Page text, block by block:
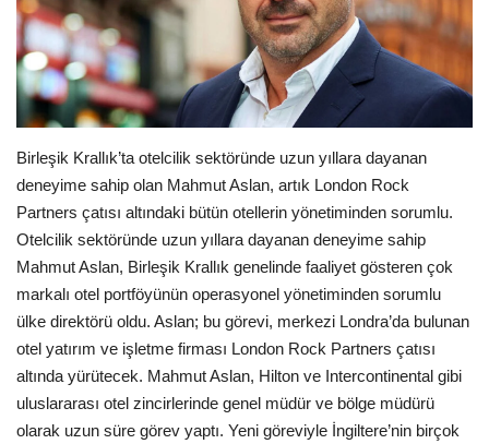
Londra
İngiltere
Videolar
İş & Ekonomi
Pazaryeri
Kültür - Sanat
Firma Rehberi
Restoranlar
Birleşik Krallık’ta otelcilik sektöründe uzun yıllara dayanan
deneyime sahip olan Mahmut Aslan, artık London Rock
Partners çatısı altındaki bütün otellerin yönetiminden sorumlu.
Otelcilik sektöründe uzun yıllara dayanan deneyime sahip
Mahmut Aslan, Birleşik Krallık genelinde faaliyet gösteren çok
markalı otel portföyünün operasyonel yönetiminden sorumlu
ülke direktörü oldu. Aslan; bu görevi, merkezi Londra’da bulunan
otel yatırım ve işletme firması London Rock Partners çatısı
altında yürütecek. Mahmut Aslan, Hilton ve Intercontinental gibi
uluslararası otel zincirlerinde genel müdür ve bölge müdürü
olarak uzun süre görev yaptı. Yeni göreviyle İngiltere’nin birçok